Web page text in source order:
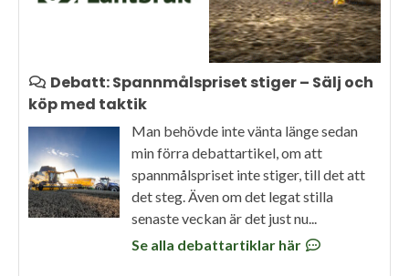
Debatt: Spannmålspriset stiger – Sälj och
köp med taktik
Man behövde inte vänta länge sedan
min förra debattartikel, om att
spannmålspriset inte stiger, till det att
det steg. Även om det legat stilla
senaste veckan är det just nu...
Se alla debattartiklar här